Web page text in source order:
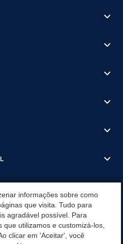
informações sobre como
que visita. Tudo para
agradável possível. Para
utilizamos e customizá-los,
clicar em 'Aceitar', você